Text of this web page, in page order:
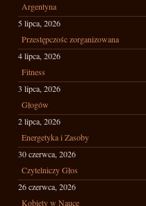
Argentyna
5 lipca, 2026
Przestępczośc zorganizowana
4 lipca, 2026
Fitness
3 lipca, 2026
Głogów
2 lipca, 2026
Energetyka i Zasoby
30 czerwca, 2026
Czytelniczy Głos
26 czerwca, 2026
Kobiety w Nauce